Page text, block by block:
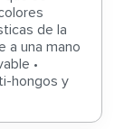
de la
a una mano
•
hongos y